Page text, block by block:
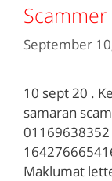
September
10 sept 20 .
samaran
Maklumat